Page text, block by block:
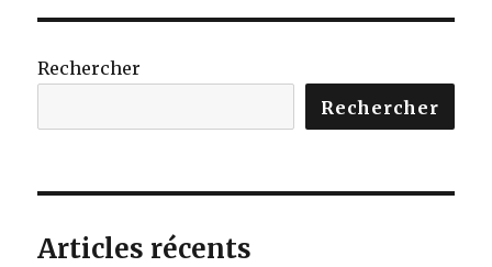
Rechercher
Rechercher
Articles récents